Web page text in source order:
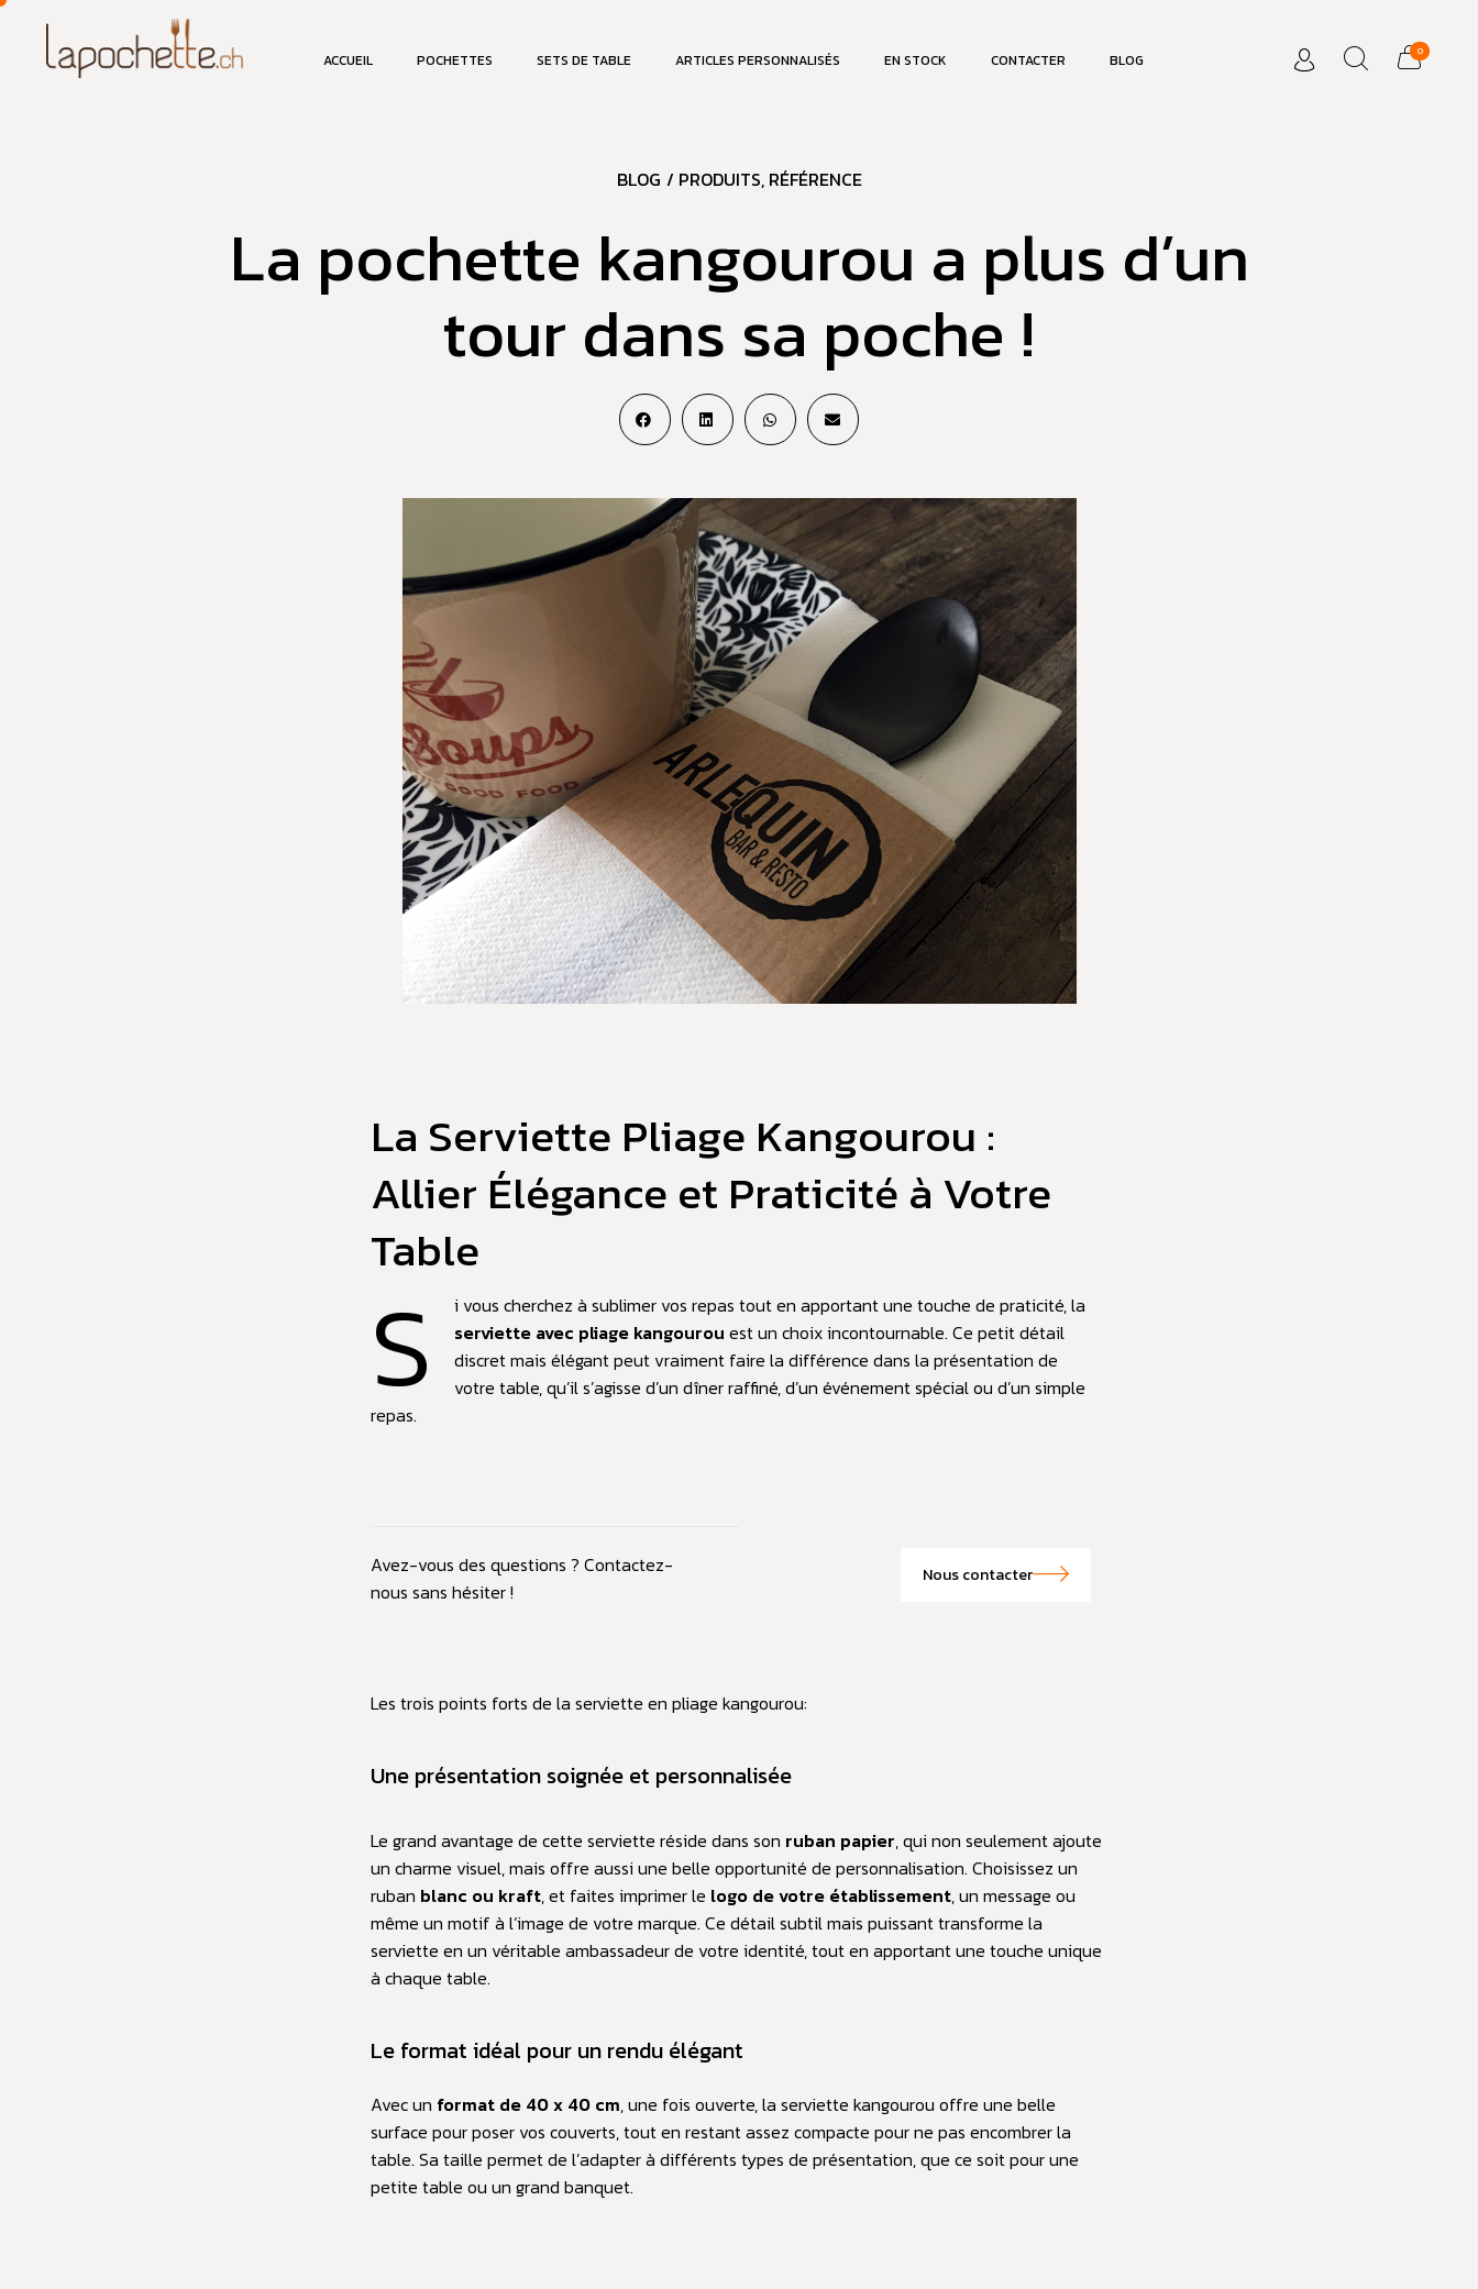
ACCUEIL POCHETTES SETS DE TABLE ARTICLES PERSONNALISÉS EN STOCK CONTACTER BLOG 0
BLOG / PRODUITS, RÉFÉRENCE
La pochette kangourou a plus d’un
tour dans sa poche !
La Serviette Pliage Kangourou :
Allier Élégance et Praticité à Votre
Table
S
i vous cherchez à sublimer vos repas tout en apportant une touche de praticité, la
serviette avec pliage kangourou est un choix incontournable. Ce petit détail
discret mais élégant peut vraiment faire la différence dans la présentation de
votre table, qu’il s’agisse d’un dîner raffiné, d’un événement spécial ou d’un simple
repas.
Avez-vous des questions ? Contactez-
nous sans hésiter !
Nous contacter
Les trois points forts de la serviette en pliage kangourou:
Une présentation soignée et personnalisée
Le grand avantage de cette serviette réside dans son ruban papier, qui non seulement ajoute
un charme visuel, mais offre aussi une belle opportunité de personnalisation. Choisissez un
ruban blanc ou kraft, et faites imprimer le logo de votre établissement, un message ou
même un motif à l’image de votre marque. Ce détail subtil mais puissant transforme la
serviette en un véritable ambassadeur de votre identité, tout en apportant une touche unique
à chaque table.
Le format idéal pour un rendu élégant
Avec un format de 40 x 40 cm, une fois ouverte, la serviette kangourou offre une belle
surface pour poser vos couverts, tout en restant assez compacte pour ne pas encombrer la
table. Sa taille permet de l’adapter à différents types de présentation, que ce soit pour une
petite table ou un grand banquet.